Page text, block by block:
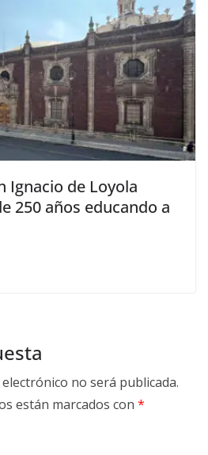
Ignacio de Loyola
250 años educando a
no será publicada.
están marcados con *